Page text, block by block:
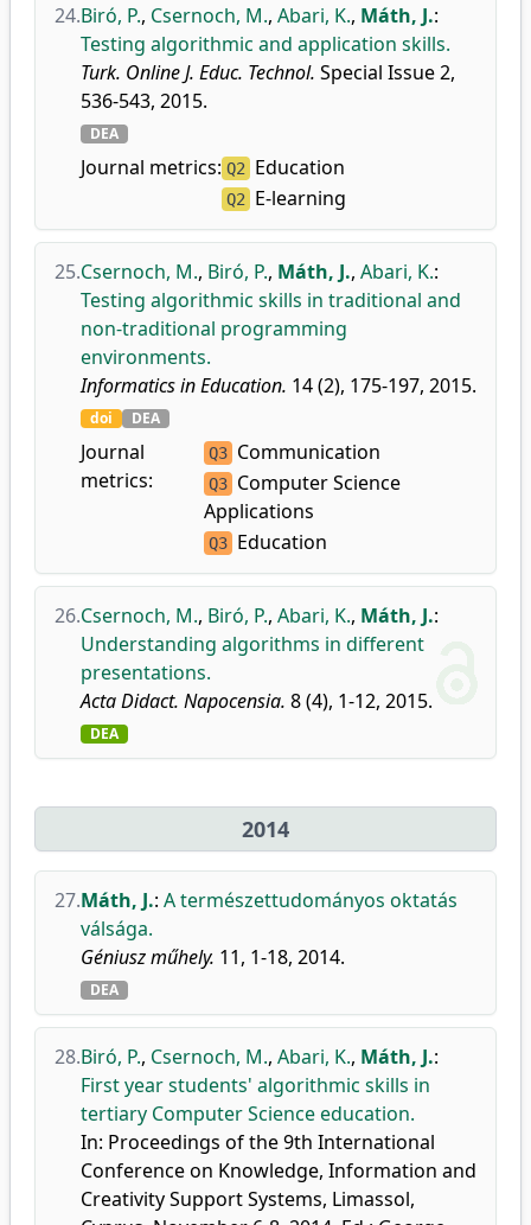
24.Biró, P., Csernoch, M., Abari, K., Máth, J.:
Testing algorithmic and application skills.
Turk. Online J. Educ. Technol. Special Issue 2,
536-543, 2015.
DEA
Journal metrics: Q2 Education
Q2 E-learning
25.Csernoch, M., Biró, P., Máth, J., Abari, K.:
Testing algorithmic skills in traditional and
non-traditional programming
environments.
Informatics in Education. 14 (2), 175-197, 2015.
doi DEA
Journal
metrics:
Q3 Communication
Q3 Computer Science
Applications
Q3 Education
26.Csernoch, M., Biró, P., Abari, K., Máth, J.:
Understanding algorithms in different
presentations.
Acta Didact. Napocensia. 8 (4), 1-12, 2015.
DEA
2014
27.Máth, J.: A természettudományos oktatás
válsága.
Géniusz műhely. 11, 1-18, 2014.
DEA
28.Biró, P., Csernoch, M., Abari, K., Máth, J.:
First year students' algorithmic skills in
tertiary Computer Science education.
In: Proceedings of the 9th International
Conference on Knowledge, Information and
Creativity Support Systems, Limassol,